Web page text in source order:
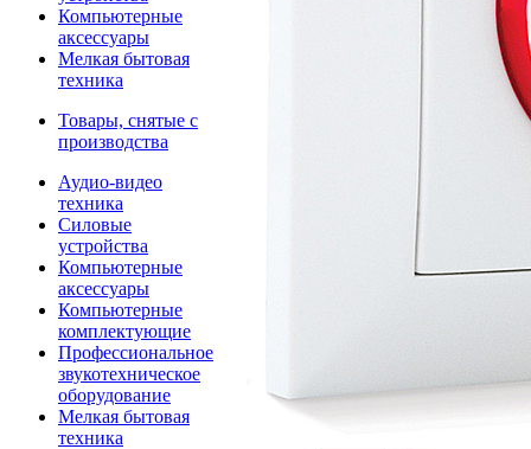
Компьютерные
аксессуары
Мелкая бытовая
техника
Товары, снятые с
производства
Аудио-видео
техника
Силовые
устройства
Компьютерные
аксессуары
Компьютерные
комплектующие
Профессиональное
звукотехническое
оборудование
Мелкая бытовая
техника